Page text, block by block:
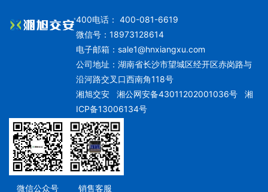
400电话： 400-081-6619
微信号：18973128614
电子邮箱： sale1@hnxiangxu.com
公司地址：湖南省长沙市望城区经开区赤岗路与
沿河路交叉口西南角118号
湘旭交安湘公网安备43011202001036号
湘
ICP备13006134号
微信公众号 销售客服